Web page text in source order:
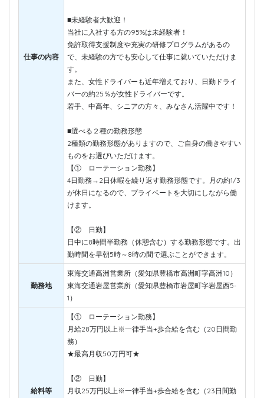
仕事の内容
■未経験者大歓迎！
当社に入社する方の95%は未経験者！
免許取得支援制度や充実の研修プログラムがあるの
で、未経験の方でも安心して仕事に就いていただけま
す。
また、女性ドライバーも近年増えており、日勤ドライ
バーの約25％が女性ドライバーです。
若手、中高年、シニアの方々、みなさん活躍中です！
■選べる２種の勤務形態
2種類の勤務形態がありますので、ご自身の働きやすい
ものをお選びいただけます。
【① ローテーション勤務】
4日勤務→2日休暇を繰り返す勤務形態です。月の約1/3
が休日になるので、プライベートを大切にしながら働
けます。
【② 日勤】
日中に8時間半勤務（休憩含む）する勤務形態です。出
勤時間を早朝5時～8時の間で選ぶことができます。
勤務地
東海交通高洲営業所（愛知県豊橋市高洲町字高洲10）
東海交通岩屋営業所（愛知県豊橋市岩屋町字岩屋西5-
1）
給料等
【① ローテーション勤務】
月給28万円以上※一律手当+歩合給を含む（20日間勤
務）
★最高月収50万円可★
【② 日勤】
月収25万円以上※一律手当+歩合給を含む（23日間勤